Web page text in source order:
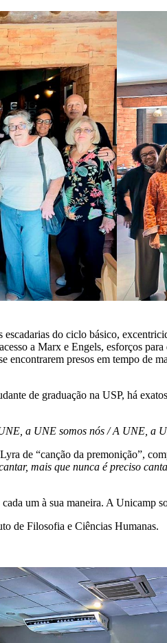
do ciclo básico,
a Marx e Engels, esforços
encontrarem presos em tempo
de graduação na USP, há
a UNE somos nós / A UNE, a
de “canção da premonição”,
mais que nunca é preciso
um à sua maneira. A Unicamp
de Filosofia e Ciências Humanas.